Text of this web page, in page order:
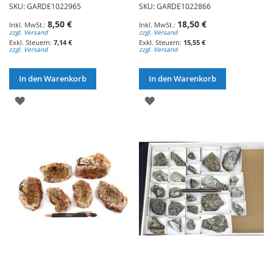
SKU: GARDE1022965
8,50 €
zzgl. Versand
7,14 €
zzgl. Versand
In den Warenkorb
ZUR
SKU: GARDE1022866
18,50 €
zzgl. Versand
15,55 €
zzgl. Versand
In den Warenkorb
ZUR
HINZUFÜGEN